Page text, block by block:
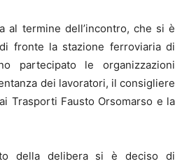
al termine dell’incontro, che si è
fronte la stazione ferroviaria di
partecipato le organizzazioni
dei lavoratori, il consigliere
Trasporti Fausto Orsomarso e la
della delibera si è deciso di